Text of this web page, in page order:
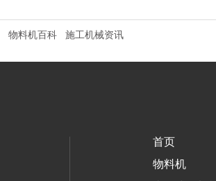
物料机百科 施工机械资讯
首页
物料机